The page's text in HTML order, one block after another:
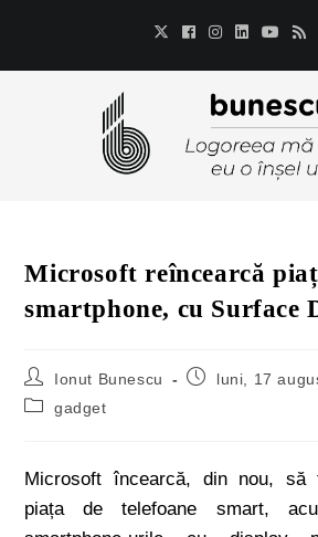
Microsoft reîncearcă
smartphone, cu Surface
Ionut Bunescu
luni, 17
gadget
Microsoft încearcă, din nou, să
piața de telefoane smart,